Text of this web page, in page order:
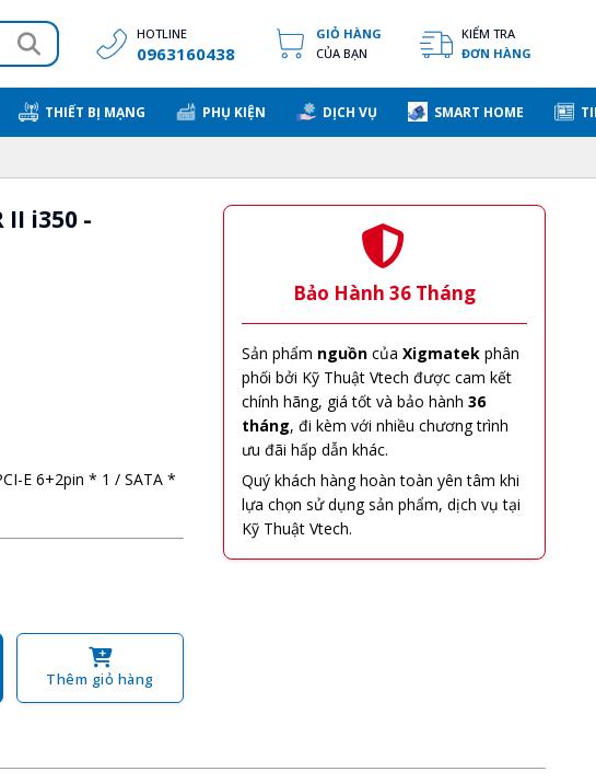
HOTLINE
0963160438
GIỎ HÀNG
CỦA BẠN
KIỂM TRA
ĐƠN HÀNG
THIẾT BỊ MẠNG PHỤ KIỆN DỊCH VỤ SMART HOME
II i350 -
E 6+2pin * 1 / SATA *
Thêm giỏ hàng
Bảo Hành 36 Tháng
Sản phẩm nguồn củaXigmatek phân
phối bởi Kỹ Thuật Vtech được cam kết
chính hãng, giá tốt và bảo hành36
tháng, đi kèm với nhiều chương trình
ưu đãi hấp dẫn khác.
Quý khách hàng hoàn toàn yên tâm khi
lựa chọn sử dụng sản phẩm, dịch vụ tại
Kỹ Thuật Vtech.